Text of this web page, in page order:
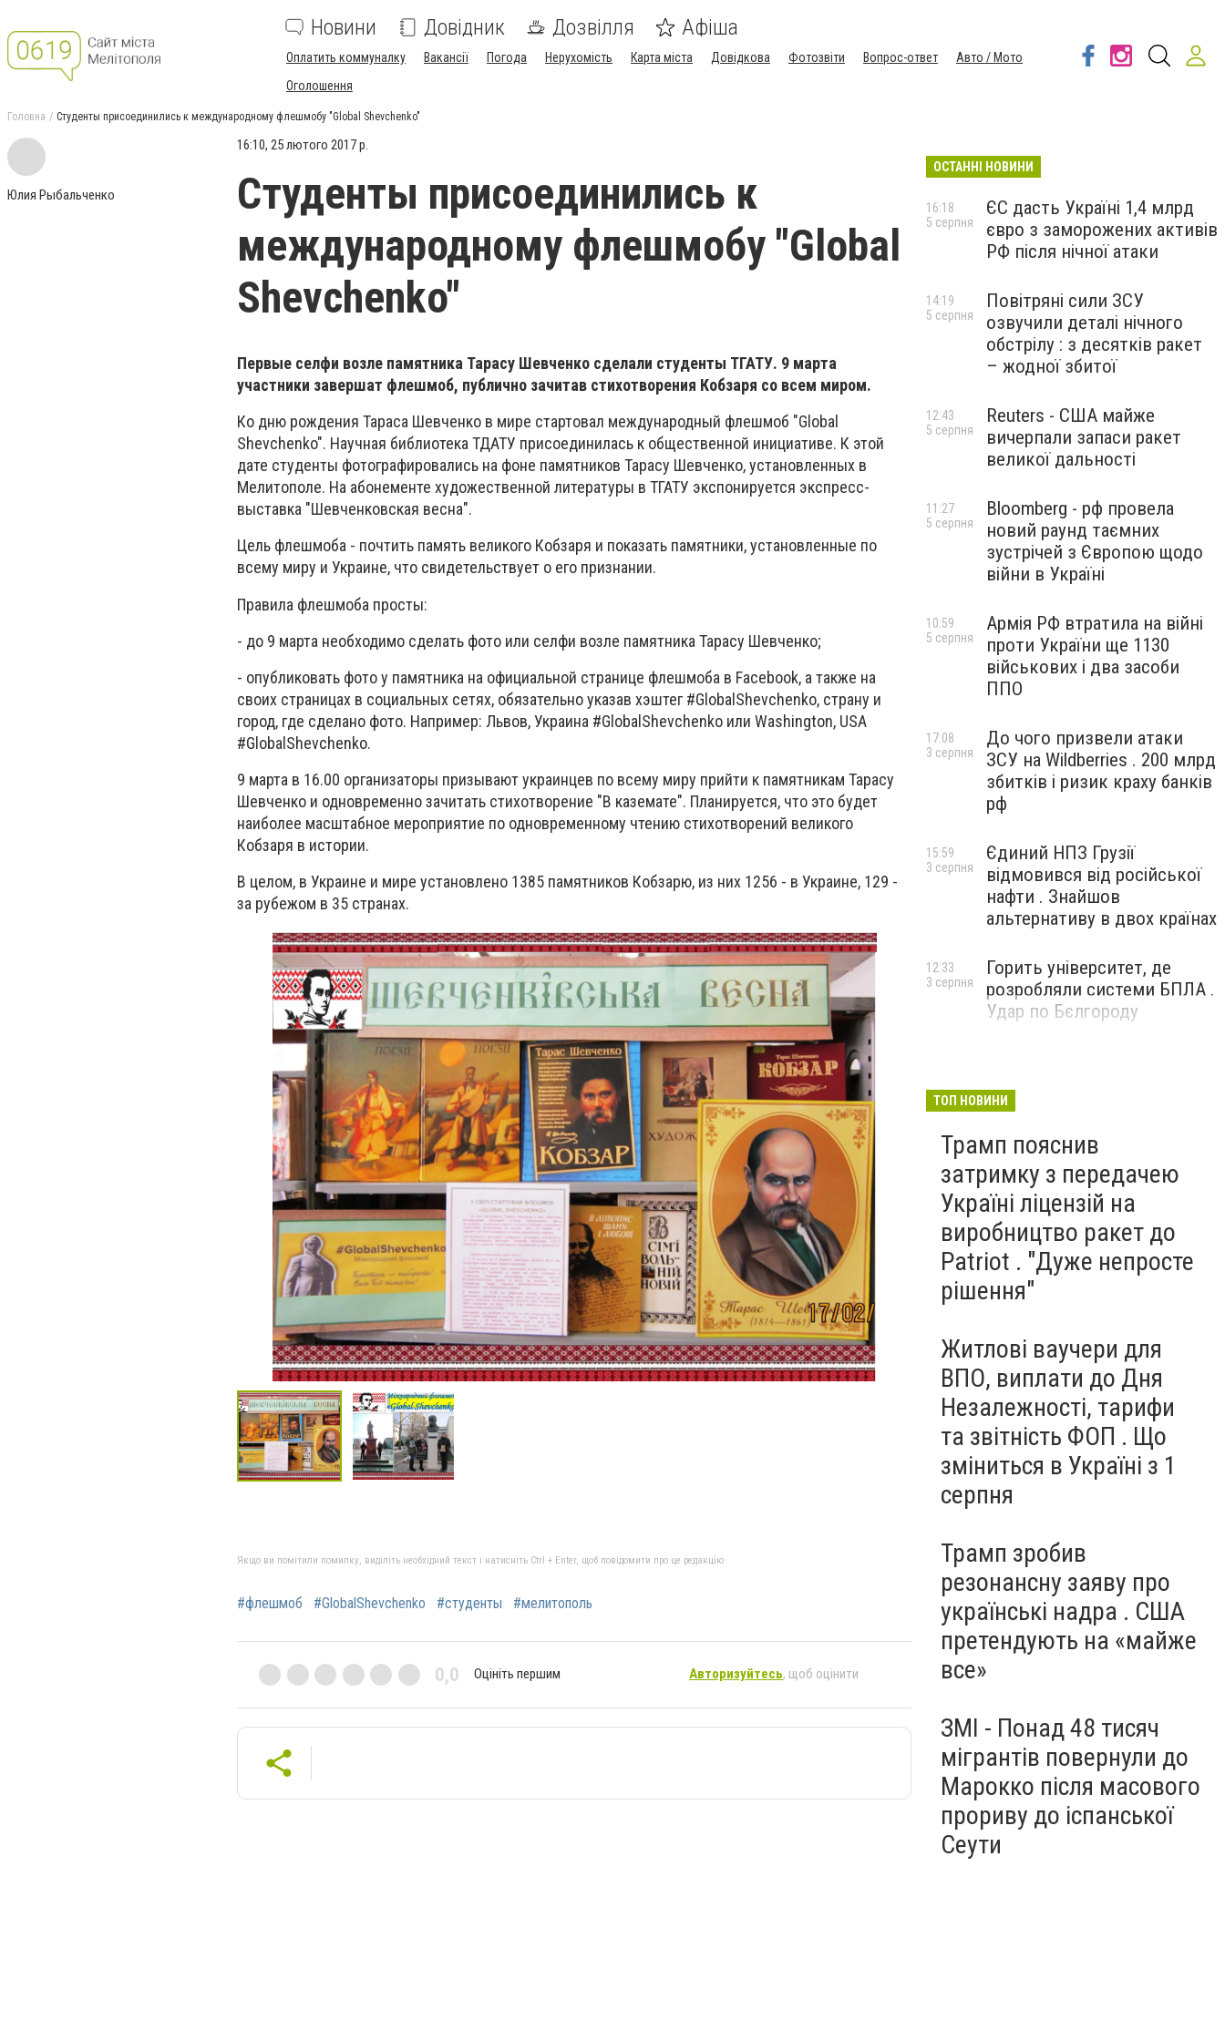
Новини Довідник Дозвілля Афіша
Оплатить коммуналку Вакансії Погода Нерухомість Карта міста Довідкова Фотозвіти Вопрос-ответ
Авто / Мото
Оголошення
Головна Студенты присоединились к международному флешмобу "Global Shevchenko"
Юлия Рыбальченко
16:10, 25 лютого 2017 р.
Студенты присоединились к
международному флешмобу "Global
Shevchenko"
Первые селфи возле памятника Тарасу Шевченко сделали студенты ТГАТУ. 9 марта
участники завершат флешмоб, публично зачитав стихотворения Кобзаря со всем миром.
Ко дню рождения Тараса Шевченко в мире стартовал международный флешмоб "Global
Shevchenko". Научная библиотека ТДАТУ присоединилась к общественной инициативе. К этой
дате студенты фотографировались на фоне памятников Тарасу Шевченко, установленных в
Мелитополе. На абонементе художественной литературы в ТГАТУ экспонируется экспресс-
выставка "Шевченковская весна".
Цель флешмоба - почтить память великого Кобзаря и показать памятники, установленные по
всему миру и Украине, что свидетельствует о его признании.
Правила флешмоба просты:
- до 9 марта необходимо сделать фото или селфи возле памятника Тарасу Шевченко;
- опубликовать фото у памятника на официальной странице флешмоба в Facebook, а также на
своих страницах в социальных сетях, обязательно указав хэштег #GlobalShevchenko, страну и
город, где сделано фото. Например: Львов, Украина #GlobalShevchenko или Washington, USA
#GlobalShevchenko.
9 марта в 16.00 организаторы призывают украинцев по всему миру прийти к памятникам Тарасу
Шевченко и одновременно зачитать стихотворение "В каземате". Планируется, что это будет
наиболее масштабное мероприятие по одновременному чтению стихотворений великого
Кобзаря в истории.
В целом, в Украине и мире установлено 1385 памятников Кобзарю, из них 1256 - в Украине, 129 -
за рубежом в 35 странах.
Якщо ви помітили помилку, виділіть необхідний текст і натисніть Ctrl + Enter, щоб повідомити про це редакцію
#флешмоб #GlobalShevchenko #студенты #мелитополь
0,0 Оцініть першим Авторизуйтесь, щоб оцінити
ОСТАННІ НОВИНИ
ЄС дасть Україні 1,4 млрд
євро з заморожених активів
РФ після нічної атаки
16:18
5 серпня
Повітряні сили ЗСУ
озвучили деталі нічного
обстрілу : з десятків ракет
– жодної збитої
14:19
5 серпня
Reuters - США майже
вичерпали запаси ракет
великої дальності
12:43
5 серпня
Bloomberg - рф провела
новий раунд таємних
зустрічей з Європою щодо
війни в Україні
11:27
5 серпня
Армія РФ втратила на війні
проти України ще 1130
військових і два засоби
ППО
10:59
5 серпня
До чого призвели атаки
ЗСУ на Wildberries . 200 млрд
збитків і ризик краху банків
рф
17:08
3 серпня
Єдиний НПЗ Грузії
відмовився від російської
нафти . Знайшов
альтернативу в двох країнах
15:59
3 серпня
Горить університет, де
розробляли системи БПЛА .
Удар по Бєлгороду
12:33
3 серпня
ТОП НОВИНИ
Трамп пояснив
затримку з передачею
Україні ліцензій на
виробництво ракет до
Patriot . "Дуже непросте
рішення"
Житлові ваучери для
ВПО, виплати до Дня
Незалежності, тарифи
та звітність ФОП . Що
зміниться в Україні з 1
серпня
Трамп зробив
резонансну заяву про
українські надра . США
претендують на «майже
все»
ЗМІ - Понад 48 тисяч
мігрантів повернули до
Марокко після масового
прориву до іспанської
Сеути